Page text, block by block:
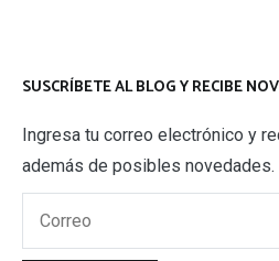
SUSCRÍBETE AL BLOG Y RECIBE
Ingresa tu correo electrónico y
además de posibles novedades.